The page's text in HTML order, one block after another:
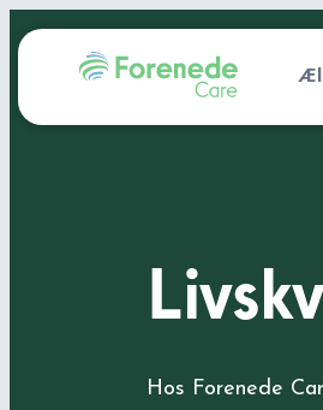
Hos Forenede